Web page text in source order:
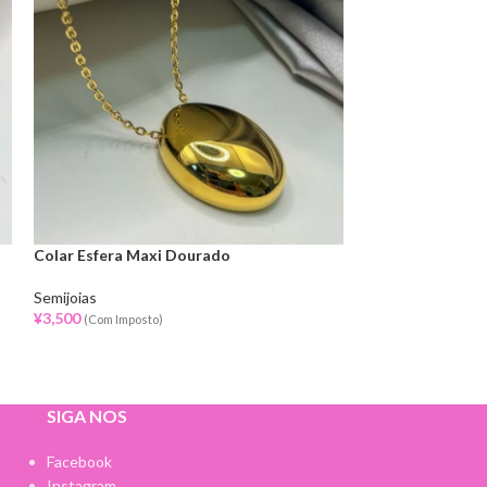
Colar Esfera Maxi Dourado
Semijoias
¥3,500 (Com Imposto)
SIGA NOS
Facebook